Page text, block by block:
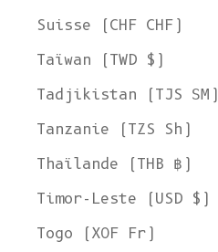
Suisse (CHF CHF)
Taïwan (TWD $)
Tadjikistan (TJS ЅМ)
Tanzanie (TZS Sh)
Thaïlande (THB ฿)
Timor-Leste (USD $)
Togo (XOF Fr)